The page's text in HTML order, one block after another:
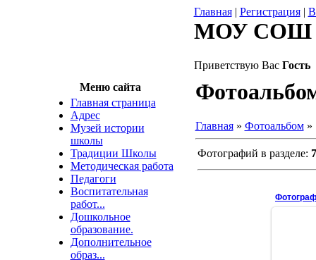
Главная| Регистрация|
МОУ СОШ
Приветствую Вас Гость
Меню сайта
Главная страница
Адрес
Музей истории
школы
Традиции Школы
Методическая работа
Педагоги
Воспитательная
работ...
Дошкольное
образование.
Дополнительное
образ...
Главная» Фотоальбом»
Фотографий в разделе: 7